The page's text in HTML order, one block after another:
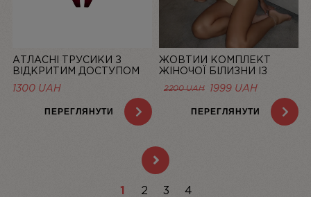
АТЛАСНІ ТРУСИКИ З
ВІДКРИТИМ ДОСТУПОМ
MISTIC, БОРДОВІ | LINIYA
1300 UAH
ПЕРЕГЛЯНУТИ
ЖОВТИЙ КОМПЛЕКТ
ЖІНОЧОЇ БІЛИЗНИ ІЗ
СІТОЧКИ BASIC LEMON |
LINIYA
2200UAH 1999 UAH
ПЕРЕГЛЯНУТИ
1 2 3 4